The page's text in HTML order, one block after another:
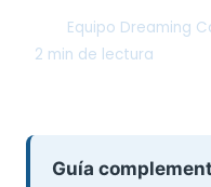
Equipo Dreaming
2 min de lectura
Guía